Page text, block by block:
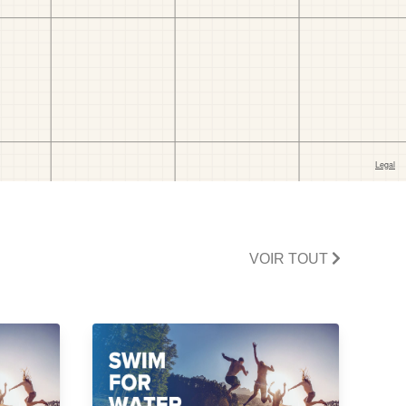
VOIR TOUT